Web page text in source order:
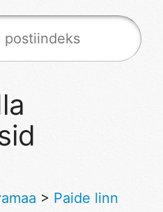
> Paide linn